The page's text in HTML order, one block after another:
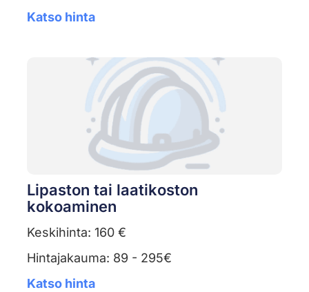
Katso hinta
Lipaston tai laatikoston
kokoaminen
Keskihinta: 160 €
Hintajakauma: 89 - 295€
Katso hinta